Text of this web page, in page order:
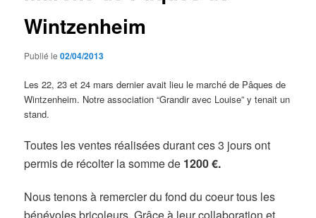
Wintzenheim
Publié le02/04/2013
Les 22, 23 et 24 mars dernier avait lieu le marché de Pâques de
Wintzenheim. Notre association “Grandir avec Louise” y tenait un
stand.
Toutes les ventes réalisées durant ces 3 jours ont
permis de récolter la somme de 1200 €.
Nous tenons à remercier du fond du coeur tous les